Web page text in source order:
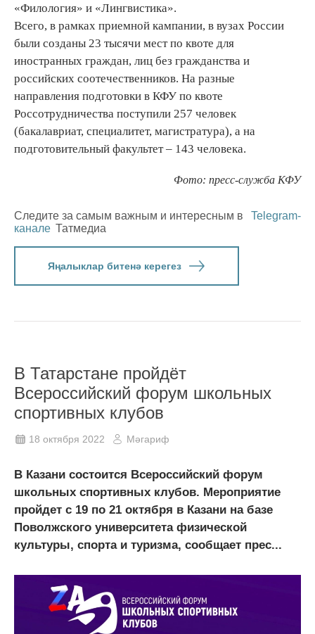
«Филология» и «Лингвистика».
Всего, в рамках приемной кампании, в вузах России
были созданы 23 тысячи мест по квоте для
иностранных граждан, лиц без гражданства и
российских соотечественников. На разные
направления подготовки в КФУ по квоте
Россотрудничества поступили 257 человек
(бакалавриат, специалитет, магистратура), а на
подготовительный факультет – 143 человека.
Фото: пресс-служба КФУ
Следите за самым важным и интересным в
Telegram-
канале Татмедиа
Яңалыклар битенә керегез
В Татарстане пройдёт
Всероссийский форум школьных
спортивных клубов
18 октября 2022 Мәгариф
В Казани состоится Всероссийский форум
школьных спортивных клубов. Мероприятие
пройдет с 19 по 21 октября в Казани на базе
Поволжского университета физической
культуры, спорта и туризма, сообщает прес...